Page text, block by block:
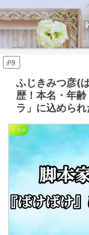
PR
ふじきみつ彦(
歴！本名・年
ラ」に込めら
ドラマ